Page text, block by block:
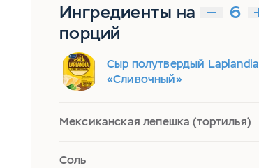
Ингредиенты на
порций
Сыр полутвердый Laplandia
«Сливочный»
Мексиканская лепешка (тортилья)
Соль